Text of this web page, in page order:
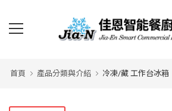
首頁 產品分類與介紹 冷凍/藏 工作台冰箱